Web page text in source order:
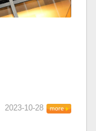
2023-10-28